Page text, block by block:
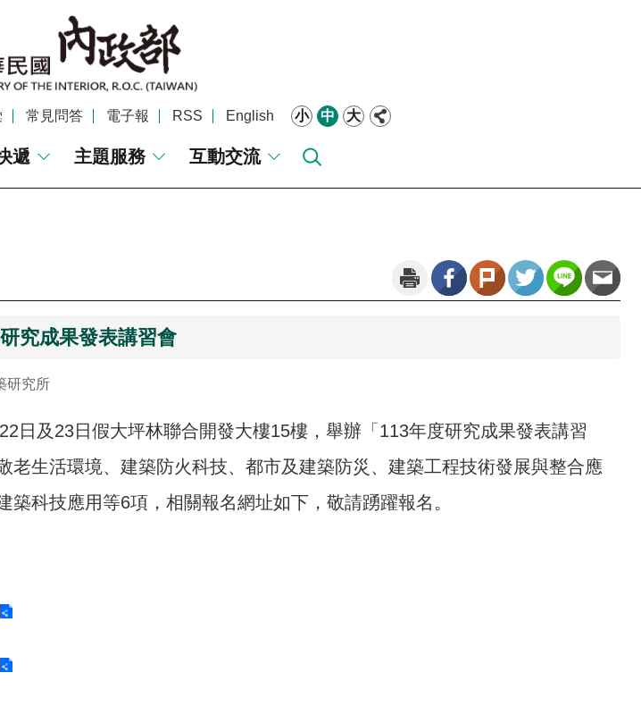
常見問答 電子報 RSS English 小 中 大
遞 主題服務 互動交流
究成果發表講習會
研究所
日及23日假大坪林聯合開發大樓15樓，舉辦「113年度研究成果發表講習
老生活環境、建築防火科技、都市及建築防災、建築工程技術發展與整合應
築科技應用等6項，相關報名網址如下，敬請踴躍報名。